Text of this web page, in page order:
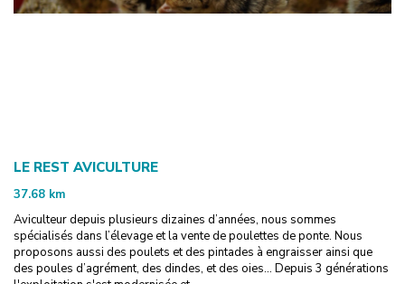
LE REST AVICULTURE
37.68 km
Aviculteur depuis plusieurs dizaines d’années, nous sommes
spécialisés dans l’élevage et la vente de poulettes de ponte. Nous
proposons aussi des poulets et des pintades à engraisser ainsi que
des poules d’agrément, des dindes, et des oies... Depuis 3 générations